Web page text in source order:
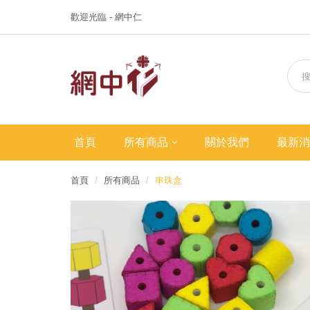
歡迎光臨 - 網中仁
首頁 所有商品 關於我們 最新
首頁 所有商品 串珠盒